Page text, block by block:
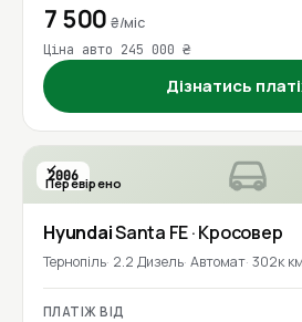
7 500₴/міс
Ціна авто 245 000 ₴
Дізнатись
2006
Перевірено
HyundaiSanta FE· Кросовер
Тернопіль 2.2 Дизель Автомат 302к км
ПЛАТІЖ ВІД